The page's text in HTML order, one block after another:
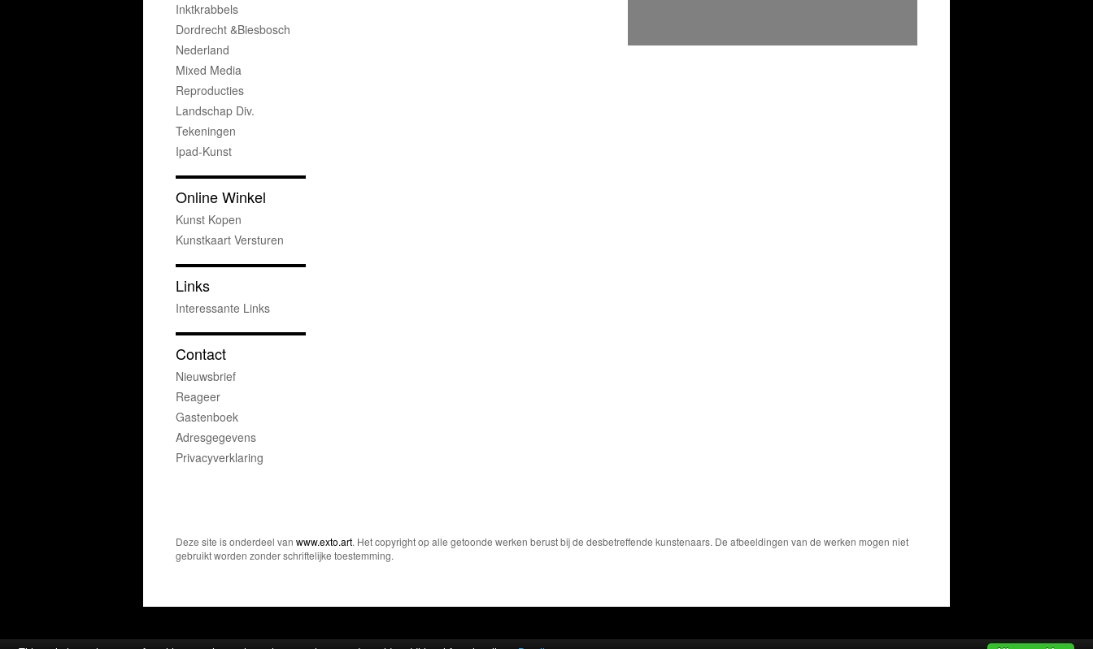
Inktkrabbels
Dordrecht &Biesbosch
Nederland
Mixed Media
Reproducties
Landschap Div.
Tekeningen
Ipad-Kunst
Online Winkel
Kunst Kopen
Kunstkaart Versturen
Links
Interessante Links
Contact
Nieuwsbrief
Reageer
Gastenboek
Adresgegevens
Privacyverklaring
Deze site is onderdeel van www.exto.art. Het copyright op alle getoonde werken berust bij de desbetreffende kunstenaars. De afbeeldingen van de werken mogen niet
gebruikt worden zonder schriftelijke toestemming.